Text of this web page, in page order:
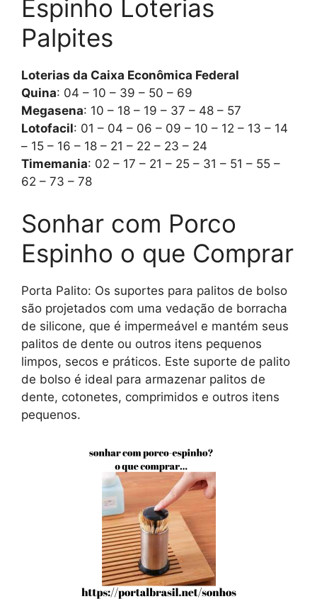
Espinho Loterias
Palpites
Loterias da Caixa Econômica Federal
Quina: 04 – 10 – 39 – 50 – 69
Megasena: 10 – 18 – 19 – 37 – 48 – 57
Lotofacil: 01 – 04 – 06 – 09 – 10 – 12 – 13 – 14
– 15 – 16 – 18 – 21 – 22 – 23 – 24
Timemania: 02 – 17 – 21 – 25 – 31 – 51 – 55 –
62 – 73 – 78
Sonhar com Porco
Espinho o que Comprar
Porta Palito: Os suportes para palitos de bolso
são projetados com uma vedação de borracha
de silicone, que é impermeável e mantém seus
palitos de dente ou outros itens pequenos
limpos, secos e práticos. Este suporte de palito
de bolso é ideal para armazenar palitos de
dente, cotonetes, comprimidos e outros itens
pequenos.